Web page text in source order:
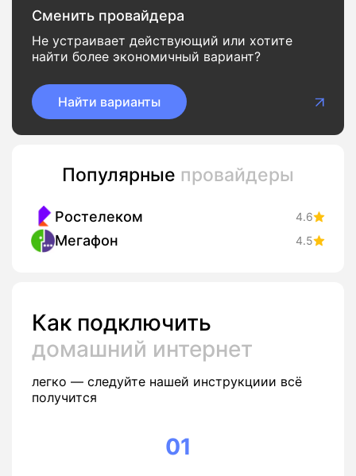
Сменить провайдера
Не устраивает действующий или хотите
найти более экономичный вариант?
Найти варианты
Популярные провайдеры
Ростелеком 4.6
Мегафон 4.5
Как подключить
домашний интернет
легко — следуйте нашей инструкциии всё
получится
01